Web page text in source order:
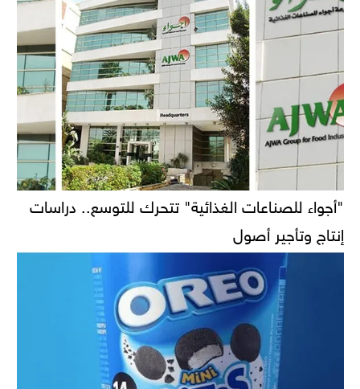
"أجواء للصناعات الغذائية" تتحرك للتوسع.. دراسات
إنتاج وتأجير أصول